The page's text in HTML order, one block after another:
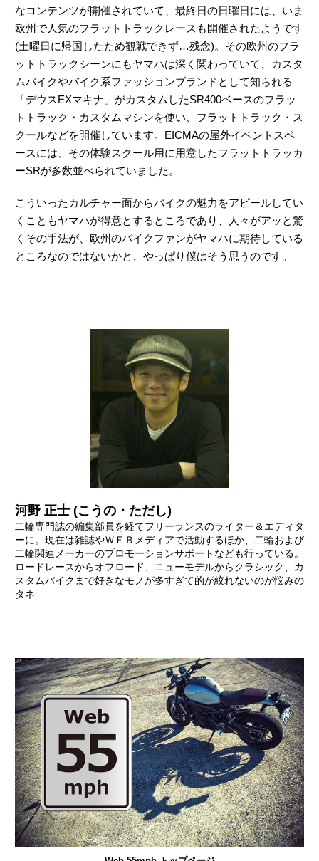
なコンテンツが開催されていて、最終日の日曜日には、いま
欧州で人気のフラットトラックレースも開催されたようです
(土曜日に帰国したため観戦できず…残念)。その欧州のフラ
ットトラックシーンにもヤマハは深く関わっていて、カスタ
ムバイクやバイク系ファッションブランドとして知られる
「デウスEXマキナ」がカスタムしたSR400ベースのフラッ
トトラック・カスタムマシンを使い、フラットトラック・ス
クールなどを開催しています。EICMAの屋外イベントスペ
ースには、その体験スクール用に用意したフラットトラッカ
ーSRが多数並べられていました。
こういったカルチャー面からバイクの魅力をアピールしてい
くこともヤマハが得意とするところであり、人々がアッと驚
くその手法が、欧州のバイクファンがヤマハに期待している
ところなのではないかと、やっぱり僕はそう思うのです。
河野 正士 (こうの・ただし)
二輪専門誌の編集部員を経てフリーランスのライター＆エディタ
ーに。現在は雑誌やＷＥＢメディアで活動するほか、二輪および
二輪関連メーカーのプロモーションサポートなども行っている。
ロードレースからオフロード、ニューモデルからクラシック、カ
スタムバイクまで好きなモノが多すぎて的が絞れないのが悩みの
タネ